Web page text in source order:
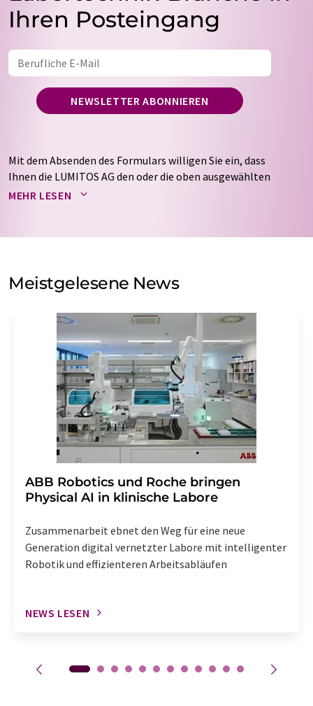
Ihren Posteingang
NEWSLETTER ABONNIEREN
Mit dem Absenden des Formulars willigen Sie ein, dass
Ihnen die LUMITOS AG den oder die oben ausgewählten
Newsletter per E-Mail zusendet. Ihre Daten werden
auf Basis unsererDatenschutzerklärung. LUMITOS darf
Meinungsforschung per E-Mail kontaktieren. Ihre
Einwilligung können Sie jederzeit ohne Angabe von
Str. 2, 12489 Berlin oder per E-Mail unter
widerruf@lumitos.commit Wirkung für die Zukunft
widerrufen. Zudem ist in jeder E-Mail ein Link zur
Abbestellung des entsprechenden Newsletters
enthalten.
MEHR LESEN
Meistgelesene News
​​​​​​​ABB Robotics und Roche bringen
Physical AI in klinische Labore
Zusammenarbeit ebnet den Weg für eine neue
Generation digital vernetzter Labore mit intelligenter
Robotik und effizienteren Arbeitsabläufen
NEWS LESEN